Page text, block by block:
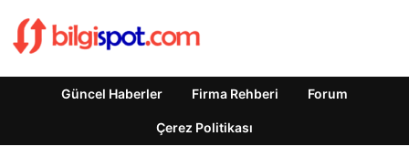
Güncel Haberler Firma Rehberi Forum
Çerez Politikası